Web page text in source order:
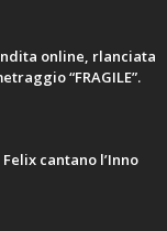
online, rlanciata
“FRAGILE”.
cantano l’Inno